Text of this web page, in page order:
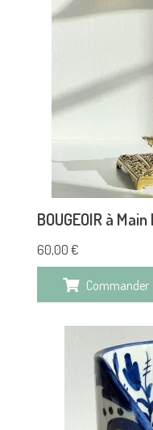
BOUGEOIR à
60,00 €
Commander